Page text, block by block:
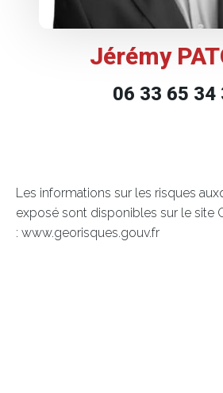
Jérémy
06 33 65 34
Les informations sur les risques
exposé sont disponibles sur le site
: www.georisques.gouv.fr